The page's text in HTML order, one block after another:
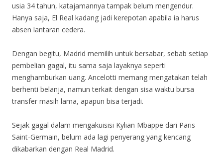
usia 34 tahun, katajamannya tampak belum mengendur.
Hanya saja, El Real kadang jadi kerepotan apabila ia harus
absen lantaran cedera.
Dengan begitu, Madrid memilih untuk bersabar, sebab setiap
pembelian gagal, itu sama saja layaknya seperti
menghamburkan uang. Ancelotti memang mengatakan telah
berhenti belanja, namun terkait dengan sisa waktu bursa
transfer masih lama, apapun bisa terjadi.
Sejak gagal dalam mengakuisisi Kylian Mbappe dari Paris
Saint-Germain, belum ada lagi penyerang yang kencang
dikabarkan dengan Real Madrid.